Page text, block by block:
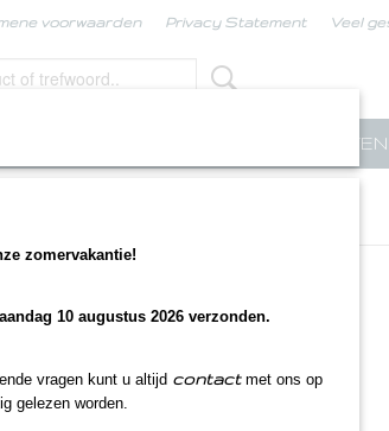
voorwaarden Privacy Statement Veel
LIMBURGSE KERSTPAKKETTEN
zomervakantie!
10 augustus 2026 verzonden.
vragen kunt u altijd contactmet ons op
gelezen worden.